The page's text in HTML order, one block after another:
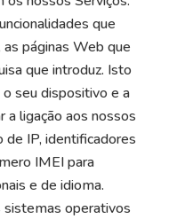
que
páginas Web que
que introduz. Isto
seu dispositivo e a
a ligação aos nossos
de IP, identificadores
IMEI para
e de idioma.
sistemas operativos